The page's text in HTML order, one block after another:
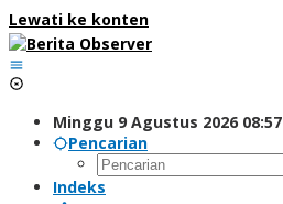
Lewati ke konten
Minggu 9 Agustus 2026 08:57
Pencarian
Indeks